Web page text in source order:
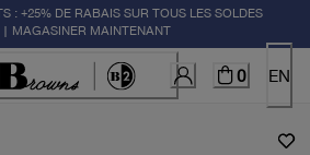
: +25% DE RABAIS SUR TOUS LES SOLDES
MAINTENANT
0 EN